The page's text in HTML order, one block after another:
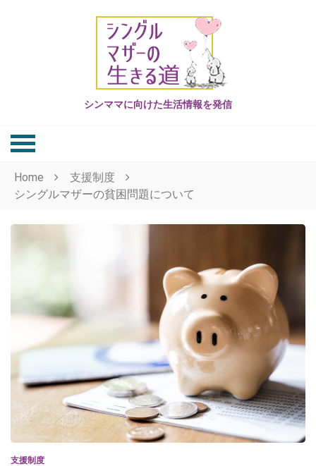
シンママに向けた生活情報を発信
Home
支援制度
シングルマザーの貧困問題について
支援制度